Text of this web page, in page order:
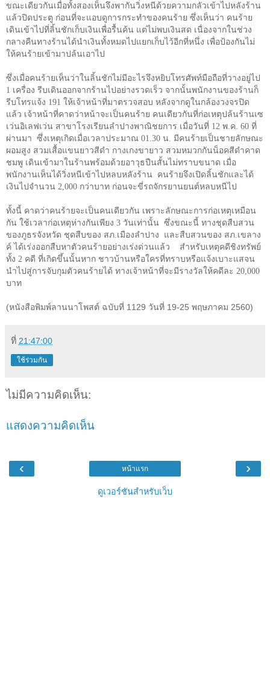
ขณะเดียวกันเมื่อทั้งสองเห็นจึงพากันวิ่งหนีด้วยความกลัวเข้าไปหลังร้าน
แล้วปิดประตู ก่อนที่จะแอบดูการกระทำของคนร้าย ซึ่งเห็นว่า คนร้าย
เดินเข้าไปที่ลิ้นชักเก็บเงินเพื่อรื้นค้น แต่ไม่พบเงินสด เนื่องจากในช่วง
กลางคืนทางร้านได้นำเงินทั้งหมดไปแยกเก็บไว้อีกที่หนึ่ง เพื่อป้องกันไม่
ให้คนร้ายเข้ามาปล้นเอาไป
ซึ่งเมื่อคนร้ายเห็นว่าในลิ้นชักไม่มีอะไรจึงหยิบโทรศัพท์มือถือที่วางอยู่ไป
1 เครื่อง รีบเดินออกจากร้านไปอย่างรวดเร็ว จากนั้นพนักงานของร้านก็
รีบโทรแจ้ง 191 ให้เจ้าหน้าที่มาตรวจสอบ หลังจากดูในกล้องวงจรปิด
แล้ว เจ้าหน้าที่คาดว่าหน้าจะเป็นคนร้าย คนเดียวกันที่ก่อเหตุปล้นร้านเซ
เว่นอิเลฟเว่น สาขาโรงเรียนลำปางพาณิชยการ เมื่อวันที่ 12 พ.ค. 60 ที่
ผ่านมา ซึ่งเหตุเกิดเมื่อเวลาประมาณ 01.30 น. มีคนร้ายเป็นชายลักษณะ
ผอมสูง สวมเสื้อแขนยาวสีดำ กางเกงขายาว สวมหมวกกันน็อคสีดำคาด
ชมพู เดินเข้ามาในร้านพร้อมด้วยอาวุธปืนสั้นไม่ทราบขนาด เมื่อ
พนักงานเห็นได้วิ่งหนีเข้าไปหลบหลังร้าน คนร้ายจึงเปิดลิ้นชักและได้
เงินไปจำนวน 2,000 กว่าบาท ก่อนจะขี่รถจักรยานยนต์หลบหนีไป
ทั้งนี้ คาดว่าคนร้ายจะเป็นคนเดียวกัน เพราะลักษณะการก่อเหตุเหมือน
กัน ใช้เวลาก่อเหตุห่างกันเพียง 3 วันเท่านั้น ซึ่งขณะนี้ ทางชุดสืบสวน
ของภูธรจังหวัด ชุดสืบของ สภ.เมืองลำปาง และสืบสวนของ สภ.เขลาง
ค์ ได้เร่งออกสืบหาตัวคนร้ายอย่างเร่งด่วนแล้ว สำหรับเหตุคดีชิงทรัพย์
ทั้ง 2 คดี ที่เกิดขึ้นนั้นหาก ชาวบ้านหรือใครที่ทราบหรือแจ้งเบาะแสจน
นำไปสู่การจับกุมตัวคนร้ายได้ ทางเจ้าหน้าที่จะมีรางวัลให้คดีละ 20 000
บาท
(หนังสือพิมพ์ลานนาโพสต์ ฉบับที่ 1129 วันที่ 19-25 พฤษภาคม 2560)
ที่ 21:47:00
ใช้ร่วมกัน
ไม่มีความคิดเห็น:
แสดงความคิดเห็น
‹ ›
หน้าแรก
ดูเวอร์ชันสำหรับเว็บ